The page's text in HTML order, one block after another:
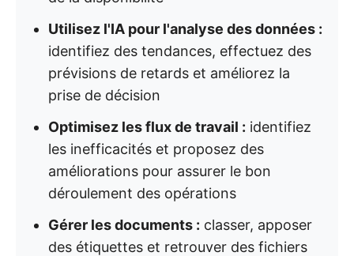
Utilisez l'IA pour l'analyse des données :
identifiez des tendances, effectuez des
prévisions de retards et améliorez la
prise de décision
Optimisez les flux de travail : identifiez
les inefficacités et proposez des
améliorations pour assurer le bon
déroulement des opérations
Gérer les documents : classer, apposer
des étiquettes et retrouver des fichiers